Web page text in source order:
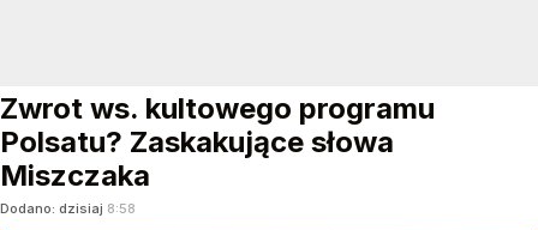
Zwrot ws. kultowego programu
Polsatu? Zaskakujące słowa
Miszczaka
Dodano: dzisiaj 8:58